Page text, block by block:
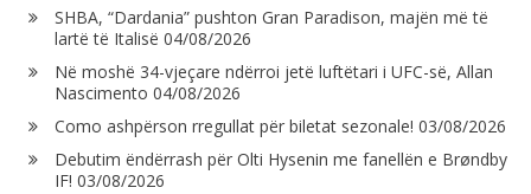
SHBA, “Dardania” pushton Gran Paradison, majën më të
lartë të Italisë 04/08/2026
Në moshë 34-vjeçare ndërroi jetë luftëtari i UFC-së, Allan
Nascimento 04/08/2026
Como ashpërson rregullat për biletat sezonale! 03/08/2026
Debutim ëndërrash për Olti Hysenin me fanellën e Brøndby
IF! 03/08/2026